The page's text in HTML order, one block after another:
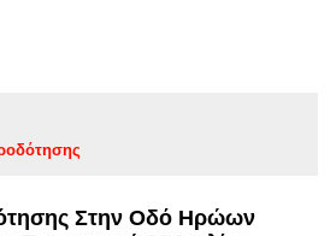
Στην Οδό Ηρώων